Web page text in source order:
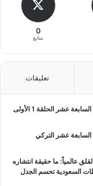
0
متابع
تعليقات
عشر الحلقة 1 الأولى
عشر التركي
عالمياً: ما حقيقة انتشاره
السعودية تحسم الجدل